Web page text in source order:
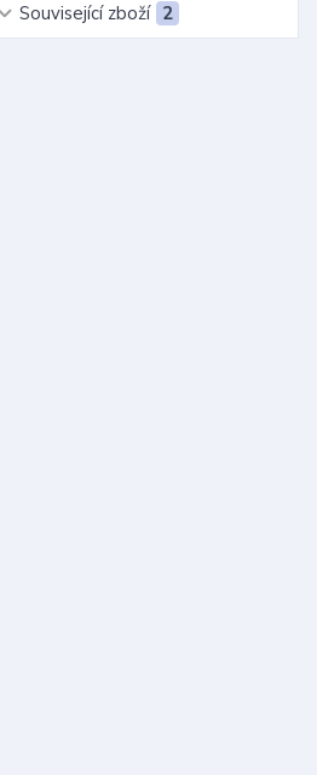
Související zboží 2